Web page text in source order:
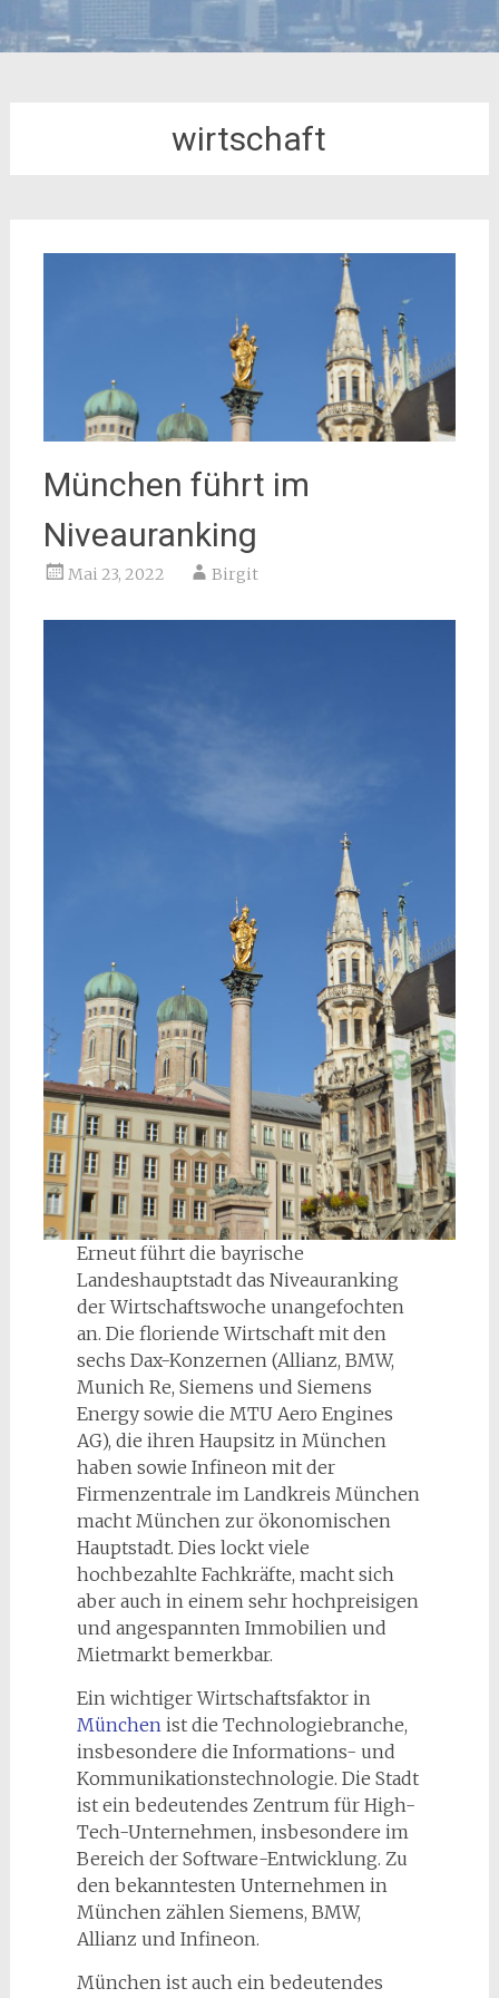
wirtschaft
München führt im
Niveauranking
Mai 23, 2022 Birgit
Erneut führt die bayrische
Landeshauptstadt das Niveauranking
der Wirtschaftswoche unangefochten
an. Die floriende Wirtschaft mit den
sechs Dax-Konzernen (Allianz, BMW,
Munich Re, Siemens und Siemens
Energy sowie die MTU Aero Engines
AG), die ihren Haupsitz in München
haben sowie Infineon mit der
Firmenzentrale im Landkreis München
macht München zur ökonomischen
Hauptstadt. Dies lockt viele
hochbezahlte Fachkräfte, macht sich
aber auch in einem sehr hochpreisigen
und angespannten Immobilien und
Mietmarkt bemerkbar.
Ein wichtiger Wirtschaftsfaktor in
Münchenist die Technologiebranche,
insbesondere die Informations- und
Kommunikationstechnologie. Die Stadt
ist ein bedeutendes Zentrum für High-
Tech-Unternehmen, insbesondere im
Bereich der Software-Entwicklung. Zu
den bekanntesten Unternehmen in
München zählen Siemens, BMW,
Allianz und Infineon.
München ist auch ein bedeutendes